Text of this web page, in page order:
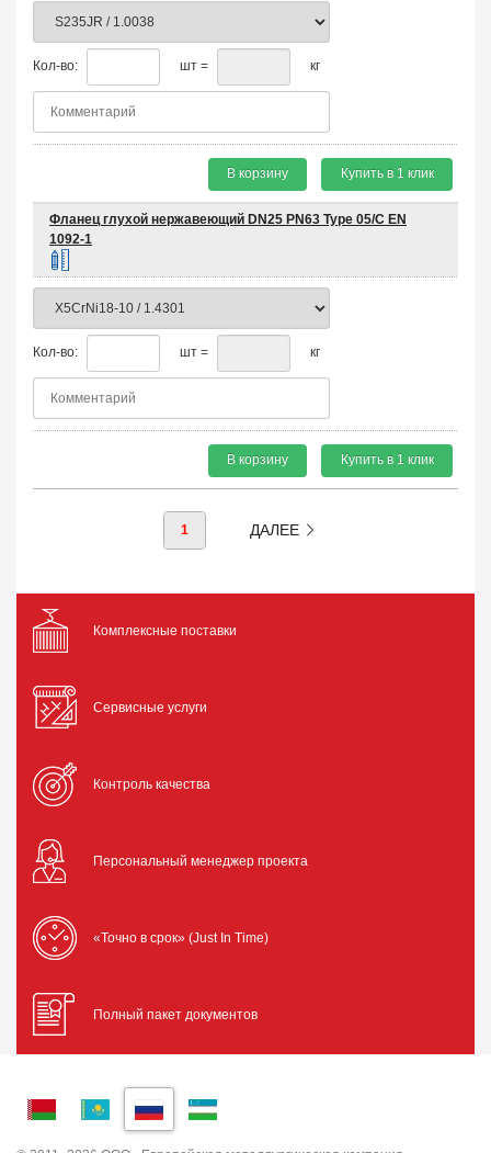
Кол-во: шт = кг
В корзину Купить в 1 клик
Фланец глухой нержавеющий DN25 PN63 Type 05/C EN
1092-1
Кол-во: шт = кг
В корзину Купить в 1 клик
1 ДАЛЕЕ
Комплексные поставки
Сервисные услуги
Контроль качества
Персональный менеджер проекта
«Точно в срок» (Just In Time)
Полный пакет документов